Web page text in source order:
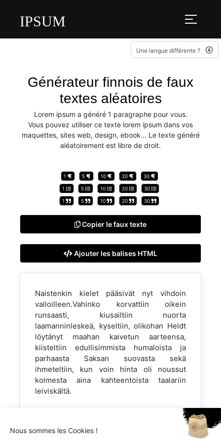
IPSUM
Une langue différente ?
Générateur finnois de faux
textes aléatoires
Lorem ipsum a généré 1 paragraphe pour vous.
Vous pouvez utiliser ce texte lorem ipsum dans vos
maquettes, sites web, design, ebook... Le texte généré
aléatoirement est libre de droit.
1 5 10 20 30
1 5 10 20 30
1 5 10 20 30
Copier le faux texte
Ajouter les balises HTML
Naistenkin kielet pääsivät nyt vihdoin
valloilleen.Vahinko korvattiin oikein
runsaasti, kiusailtiin nuorta
laamanninleskeä, kyseltiin, olikohan Heldt
löytänyt maahan kaivetun aarteensa,
kiisteltiin edullisimmista humaloista ja
parhaasta Saksan suovasta sekä
ihmeteltiin, kun voin hinta oli noussut
kolmesta aina kahteentoista taalariin
leiviskältä.
Nous sommes les Cookies !